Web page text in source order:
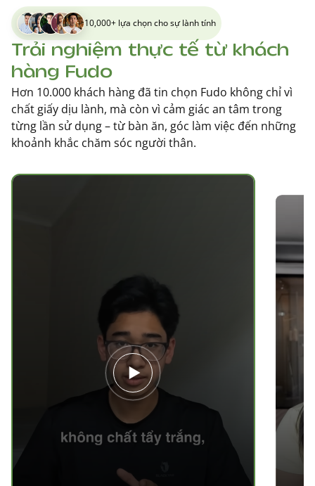
10,000+ lựa chọn cho sự lành tính
Trải nghiệm thực tế từ khách
hàng Fudo
Hơn 10.000 khách hàng đã tin chọn Fudo không chỉ vì
chất giấy dịu lành, mà còn vì cảm giác an tâm trong
từng lần sử dụng – từ bàn ăn, góc làm việc đến những
khoảnh khắc chăm sóc người thân.